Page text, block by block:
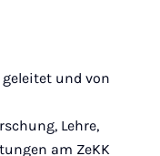
geleitet und von
Lehre,
am ZeKK